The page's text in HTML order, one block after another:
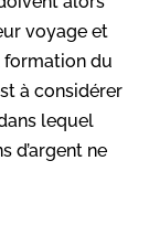
voyage et
formation du
à considérer
lequel
d’argent ne